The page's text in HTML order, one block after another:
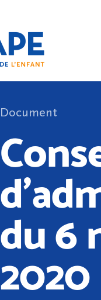
Document
du 6
2020